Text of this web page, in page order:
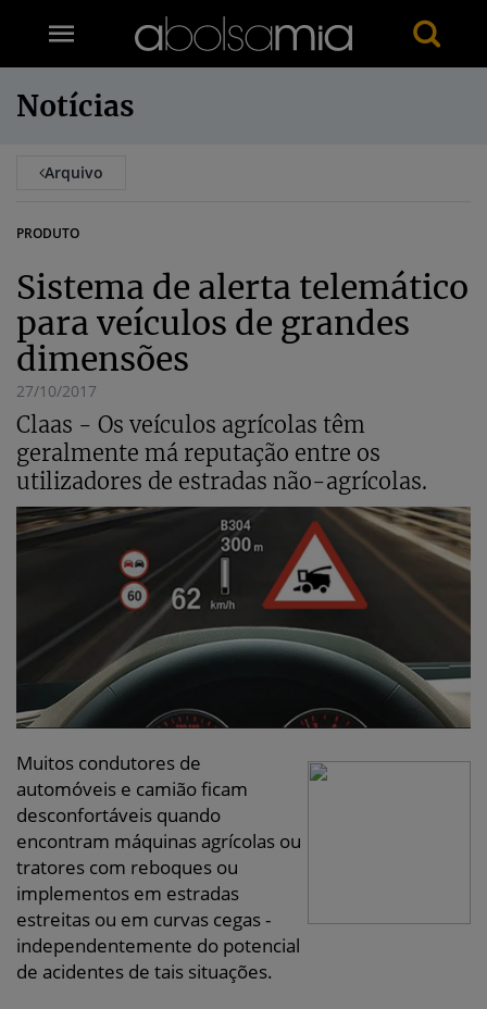
Notícias
Arquivo
PRODUTO
Sistema de alerta telemático
para veículos de grandes
dimensões
27/10/2017
Claas - Os veículos agrícolas têm
geralmente má reputação entre os
utilizadores de estradas não-agrícolas.
Muitos condutores de
automóveis e camião ficam
desconfortáveis quando
encontram máquinas agrícolas ou
tratores com reboques ou
implementos em estradas
estreitas ou em curvas cegas -
independentemente do potencial
de acidentes de tais situações.